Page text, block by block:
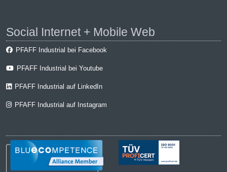
Social Internet + Mobile Web
PFAFF Industrial bei Facebook
PFAFF Industrial bei Youtube
PFAFF Industrial auf LinkedIn
PFAFF Industrial auf Instagram